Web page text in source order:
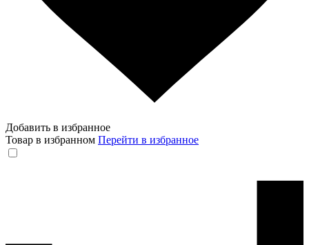
Добавить в избранное
Товар в избранном Перейти в избранное